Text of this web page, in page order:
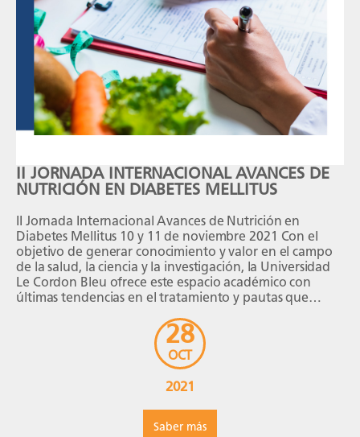
28
OCT
2021
Saber más
II JORNADA INTERNACIONAL AVANCES DE
NUTRICIÓN EN DIABETES MELLITUS
II Jornada Internacional Avances de Nutrición en
Diabetes Mellitus 10 y 11 de noviembre 2021 Con el
objetivo de generar conocimiento y valor en el campo
de la salud, la ciencia y la investigación, la Universidad
Le Cordon Bleu ofrece este espacio académico con
últimas tendencias en el tratamiento y pautas que